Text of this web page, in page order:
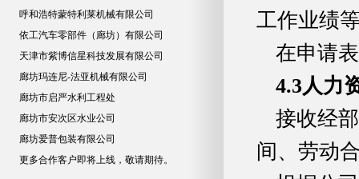
工作业绩
在申请
4.3人力
接收经
间、劳动
呼和浩特蒙特利莱机械有限公司
依工汽车零部件（廊坊）有限公司
天津市紫博信星科技发展有限公司
廊坊玛连尼-法亚机械有限公司
廊坊市启严水利工程处
廊坊市安次区水业公司
廊坊爱普包装有限公司
更多合作客户即将上线，敬请期待。